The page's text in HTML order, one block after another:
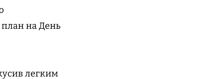
на День
легким